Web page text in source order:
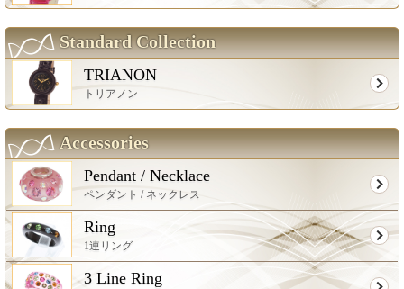
Standard Collection
TRIANON
トリアノン
Accessories
Pendant / Necklace
ペンダント / ネックレス
Ring
1連リング
3 Line Ring